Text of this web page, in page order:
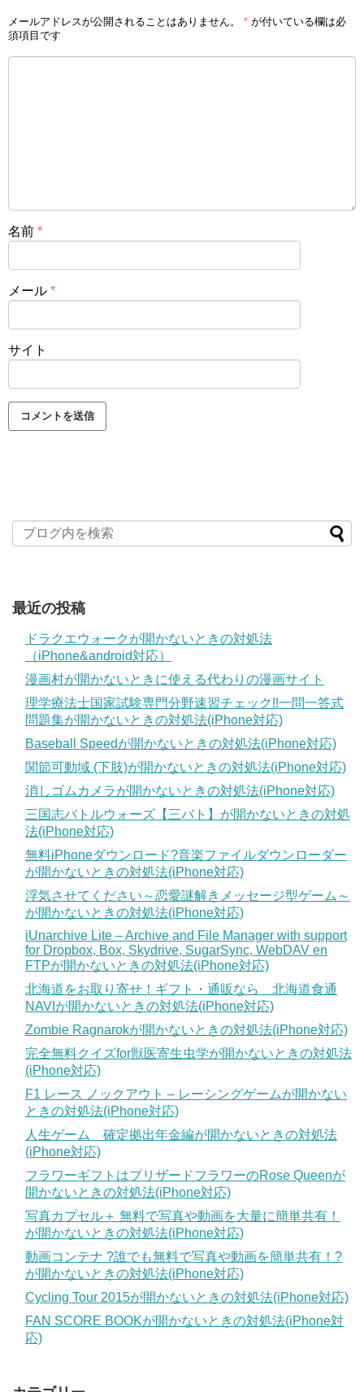
メールアドレスが公開されることはありません。 * が付いている欄は必
須項目です
名前 *
メール *
サイト
最近の投稿
ドラクエウォークが開かないときの対処法
（iPhone&android対応）
漫画村が開かないときに使える代わりの漫画サイト
理学療法士国家試験専門分野速習チェック!!一問一答式
問題集が開かないときの対処法(iPhone対応)
Baseball Speedが開かないときの対処法(iPhone対応)
関節可動域 (下肢)が開かないときの対処法(iPhone対応)
消しゴムカメラが開かないときの対処法(iPhone対応)
三国志バトルウォーズ【三バト】が開かないときの対処
法(iPhone対応)
無料iPhoneダウンロード?音楽ファイルダウンローダー
が開かないときの対処法(iPhone対応)
浮気させてください～恋愛謎解きメッセージ型ゲーム～
が開かないときの対処法(iPhone対応)
iUnarchive Lite – Archive and File Manager with support
for Dropbox, Box, Skydrive, SugarSync, WebDAV en
FTPが開かないときの対処法(iPhone対応)
北海道をお取り寄せ！ギフト・通販なら 北海道食通
NAVIが開かないときの対処法(iPhone対応)
Zombie Ragnarokが開かないときの対処法(iPhone対応)
完全無料クイズfor獣医寄生虫学が開かないときの対処法
(iPhone対応)
F1 レース ノックアウト – レーシングゲームが開かない
ときの対処法(iPhone対応)
人生ゲーム 確定拠出年金編が開かないときの対処法
(iPhone対応)
フラワーギフトはプリザードフラワーのRose Queenが
開かないときの対処法(iPhone対応)
写真カプセル＋ 無料で写真や動画を大量に簡単共有！
が開かないときの対処法(iPhone対応)
動画コンテナ ?誰でも無料で写真や動画を簡単共有！?
が開かないときの対処法(iPhone対応)
Cycling Tour 2015が開かないときの対処法(iPhone対応)
FAN SCORE BOOKが開かないときの対処法(iPhone対
応)